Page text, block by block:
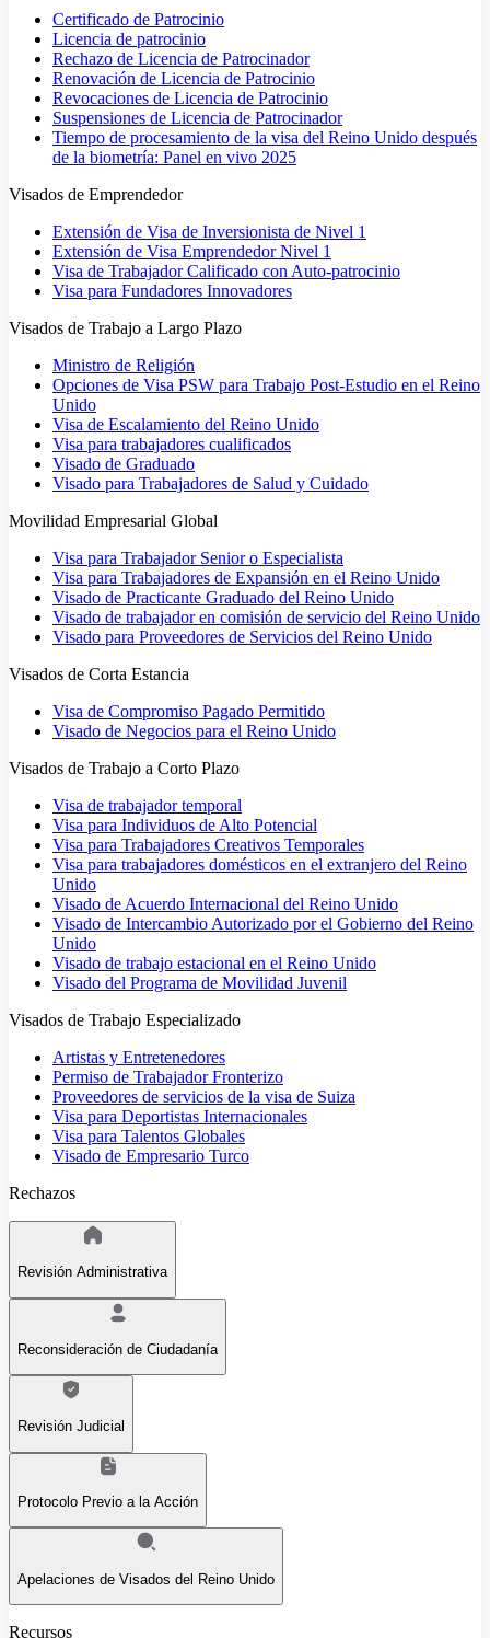
Certificado de Patrocinio
Licencia de patrocinio
Rechazo de Licencia de Patrocinador
Renovación de Licencia de Patrocinio
Revocaciones de Licencia de Patrocinio
Suspensiones de Licencia de Patrocinador
Tiempo de procesamiento de la visa del Reino Unido después
de la biometría: Panel en vivo 2025
Visados de Emprendedor
Extensión de Visa de Inversionista de Nivel 1
Extensión de Visa Emprendedor Nivel 1
Visa de Trabajador Calificado con Auto-patrocinio
Visa para Fundadores Innovadores
Visados de Trabajo a Largo Plazo
Ministro de Religión
Opciones de Visa PSW para Trabajo Post-Estudio en el Reino
Unido
Visa de Escalamiento del Reino Unido
Visa para trabajadores cualificados
Visado de Graduado
Visado para Trabajadores de Salud y Cuidado
Movilidad Empresarial Global
Visa para Trabajador Senior o Especialista
Visa para Trabajadores de Expansión en el Reino Unido
Visado de Practicante Graduado del Reino Unido
Visado de trabajador en comisión de servicio del Reino Unido
Visado para Proveedores de Servicios del Reino Unido
Visados de Corta Estancia
Visa de Compromiso Pagado Permitido
Visado de Negocios para el Reino Unido
Visados de Trabajo a Corto Plazo
Visa de trabajador temporal
Visa para Individuos de Alto Potencial
Visa para Trabajadores Creativos Temporales
Visa para trabajadores domésticos en el extranjero del Reino
Unido
Visado de Acuerdo Internacional del Reino Unido
Visado de Intercambio Autorizado por el Gobierno del Reino
Unido
Visado de trabajo estacional en el Reino Unido
Visado del Programa de Movilidad Juvenil
Visados de Trabajo Especializado
Artistas y Entretenedores
Permiso de Trabajador Fronterizo
Proveedores de servicios de la visa de Suiza
Visa para Deportistas Internacionales
Visa para Talentos Globales
Visado de Empresario Turco
Rechazos
Revisión Administrativa
Reconsideración de Ciudadanía
Revisión Judicial
Protocolo Previo a la Acción
Apelaciones de Visados del Reino Unido
Recursos